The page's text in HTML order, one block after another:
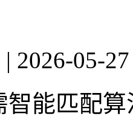
| 2026-05-
智能匹配